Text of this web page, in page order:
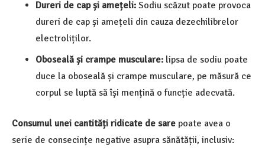
Dureri de cap și amețeli: Sodiu scăzut poate provoca
dureri de cap și amețeli din cauza dezechilibrelor
electroliților.
Oboseală și crampe musculare: lipsa de sodiu poate
duce la oboseală și crampe musculare, pe măsură ce
corpul se luptă să își mențină o funcție adecvată.
Consumul unei cantități ridicate de sare poate avea o
serie de consecințe negative asupra sănătății, inclusiv: